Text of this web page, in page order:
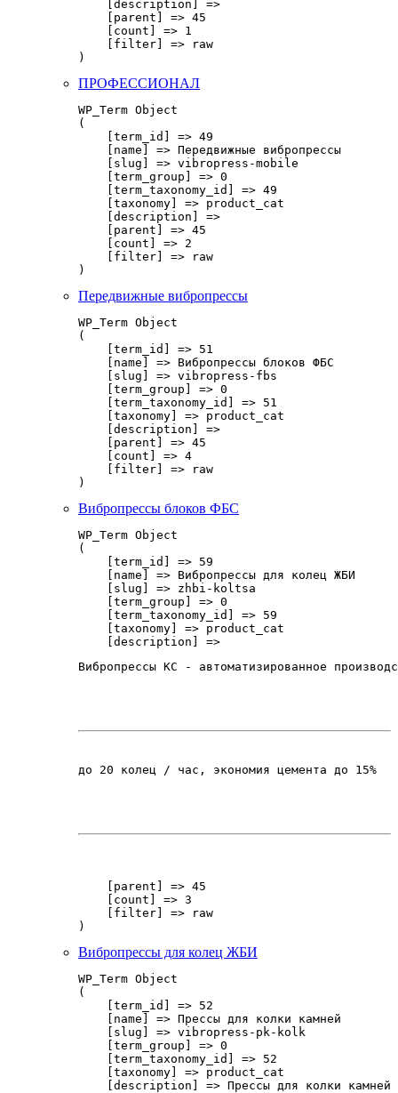
    [description] =>
    [parent] => 45
    [count] => 1
    [filter] => raw
ПРОФЕССИОНАЛ
WP_Term Object
(
    [term_id] => 49
    [name] => Передвижные вибропрессы
    [slug] => vibropress-mobile
    [term_group] => 0
    [term_taxonomy_id] => 49
    [taxonomy] => product_cat
    [description] =>
    [parent] => 45
    [count] => 2
    [filter] => raw
Передвижные вибропрессы
WP_Term Object
(
    [term_id] => 51
    [name] => Вибропрессы блоков ФБС
    [slug] => vibropress-fbs
    [term_group] => 0
    [term_taxonomy_id] => 51
    [taxonomy] => product_cat
    [description] =>
    [parent] => 45
    [count] => 4
    [filter] => raw
Вибропрессы блоков ФБС
WP_Term Object
(
    [term_id] => 59
    [name] => Вибропрессы для колец ЖБИ
    [slug] => zhbi-koltsa
    [term_group] => 0
    [term_taxonomy_id] => 59
    [taxonomy] => product_cat
    [description] =>
Вибропрессы КС - автоматизированное
до 20 колец / час, экономия цемента до 15%
    [parent] => 45
    [count] => 3
    [filter] => raw
Вибропрессы для колец ЖБИ
WP_Term Object
(
    [term_id] => 52
    [name] => Прессы для колки камней
    [slug] => vibropress-pk-kolk
    [term_group] => 0
    [term_taxonomy_id] => 52
    [taxonomy] => product_cat
[description] => Прессы для колки